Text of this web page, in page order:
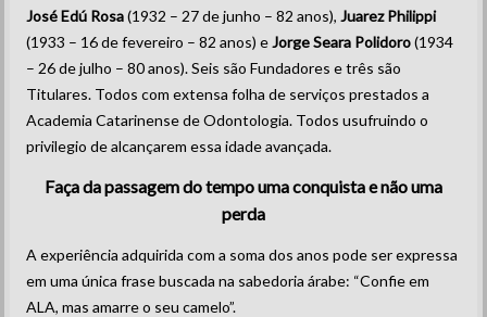
José Edú Rosa(1932 – 27 de junho – 82 anos),Juarez Philippi
(1933 – 16 de fevereiro – 82 anos) eJorge Seara Polidoro(1934
– 26 de julho – 80 anos). Seis são Fundadores e três são
Titulares. Todos com extensa folha de serviços prestados a
Academia Catarinense de Odontologia. Todos usufruindo o
privilegio de alcançarem essa idade avançada.
Faça da passagem do tempo uma conquista e não uma
perda
A experiência adquirida com a soma dos anos pode ser expressa
em uma única frase buscada na sabedoria árabe: “Confie em
ALA, mas amarre o seu camelo”.